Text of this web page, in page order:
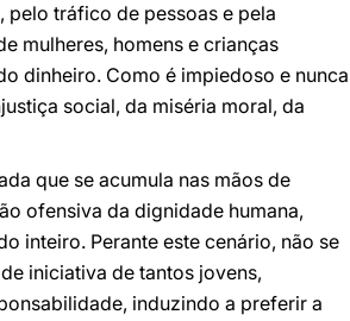
pelo tráfico de pessoas e pela
mulheres, homens e crianças
dinheiro. Como é impiedoso e nunca
social, da miséria moral, da
que se acumula nas mãos de
ofensiva da dignidade humana,
inteiro. Perante este cenário, não se
iniciativa de tantos jovens,
induzindo a preferir a